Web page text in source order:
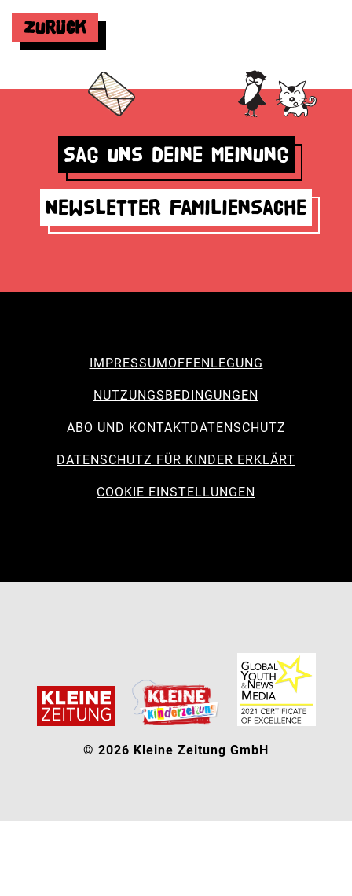
Zurück
Sag uns deine Meinung
Newsletter Familiensache
IMPRESSUM OFFENLEGUNG
NUTZUNGSBEDINGUNGEN
ABO UND KONTAKTDATENSCHUTZ
DATENSCHUTZ FÜR KINDER ERKLÄRT
COOKIE EINSTELLUNGEN
© 2026 Kleine Zeitung GmbH